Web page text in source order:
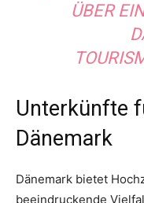
ÜBER
Unterkünfte
Dänemark
Dänemark bietet
beeindruckende